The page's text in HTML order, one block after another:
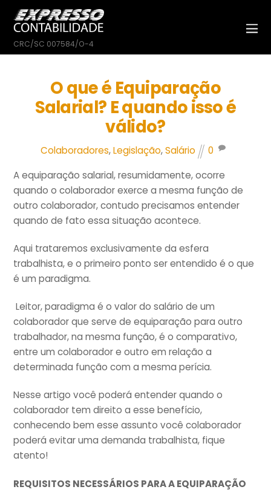
CRC/SC 007584/O-4
O que é Equiparação
Salarial? E quando isso é
válido?
Colaboradores,Legislação,Salário
0
A equiparação salarial, resumidamente, ocorre
quando o colaborador exerce a mesma função de
outro colaborador, contudo precisamos entender
quando de fato essa situação acontece.
Aqui trataremos exclusivamente da esfera
trabalhista, e o primeiro ponto ser entendido é o que
é um paradigma.
Leitor, paradigma é o valor do salário de um
colaborador que serve de equiparação para outro
trabalhador, na mesma função, é o comparativo,
entre um colaborador e outro em relação a
determinada função com a mesma perícia.
Nesse artigo você poderá entender quando o
colaborador tem direito a esse benefício,
conhecendo bem esse assunto você colaborador
poderá evitar uma demanda trabalhista, fique
atento!
REQUISITOS NECESSÁRIOS PARA A EQUIPARAÇÃO